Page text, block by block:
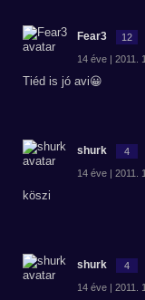
Fear3 12
14 éve | 2011.
Tiéd is jó avi😀
shurk 4
14 éve | 2011.
köszi
shurk 4
14 éve | 2011.